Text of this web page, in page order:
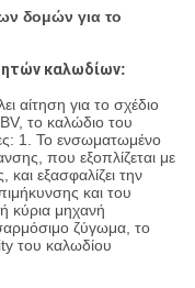
δομών για το
καλωδίων:
αίτηση για το σχέδιο
το καλώδιο του
1. Το ενσωματωμένο
που εξοπλίζεται με
εξασφαλίζει την
και του
κύρια μηχανή
ζύγωμα, το
του καλωδίου